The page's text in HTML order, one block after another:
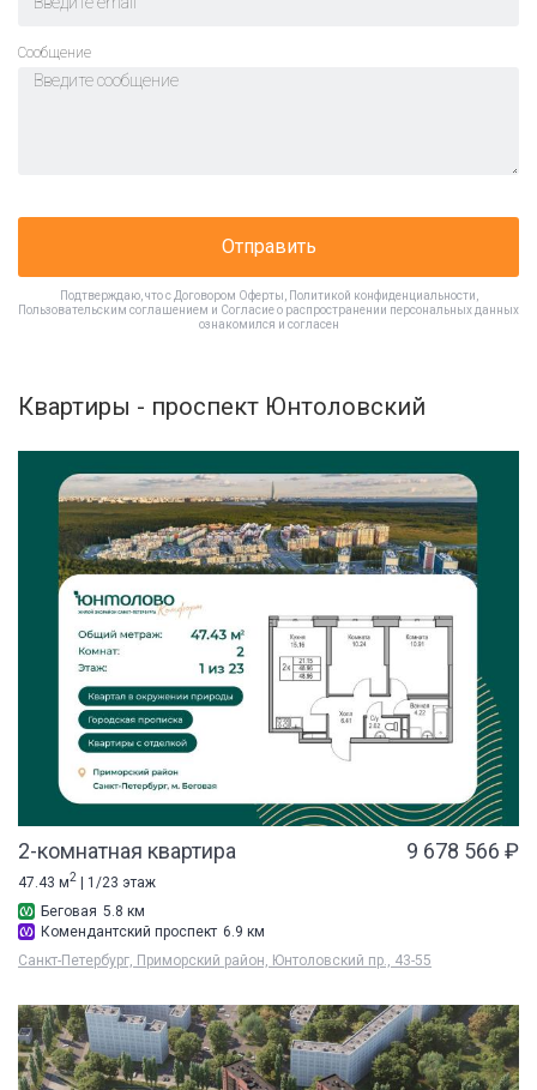
Cообщение
Отправить
Подтверждаю, что с Договором Оферты Политикой конфиденциальности
Пользовательским соглашением и Согласие о распространении персональных данных
ознакомился и согласен
Квартиры - проспект Юнтоловский
2-комнатная квартира 9 678 566 ₽
47.43 м2
| 1/23 этаж
Беговая 5.8 км
Комендантский проспект 6.9 км
Санкт-Петербург, Приморский район, Юнтоловский пр., 43-55